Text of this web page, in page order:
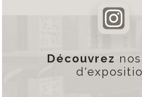
Découvrez